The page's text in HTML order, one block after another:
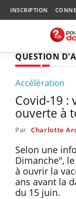
INSCRIPTION
QUESTION
Accélération
Covid-19 :
ouverte à
Par Charlotte
Selon une
Dimanche",
à ouvrir la
ans avant la
du 15 juin.